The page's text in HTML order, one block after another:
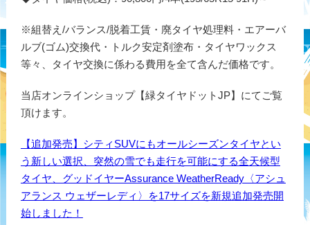
※組替え/バランス/脱着工賃・廃タイヤ処理料・エアーバ
ルブ(ゴム)交換代・トルク安定剤塗布・タイヤワックス
等々、タイヤ交換に係わる費用を全て含んだ価格です。
当店オンラインショップ【緑タイヤドットJP】にてご覧
頂けます。
【追加発売】シティSUVにもオールシーズンタイヤとい
う新しい選択、突然の雪でも走行を可能にする全天候型
タイヤ、グッドイヤーAssurance WeatherReady〈アシュ
アランス ウェザーレディ〉を17サイズを新規追加発売開
始しました！